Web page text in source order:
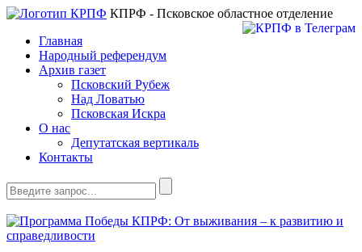
КПРФ - Псковское областное отделение
Главная
Народный референдум
Архив газет
Псковский Рубеж
Над Ловатью
Псковская Искра
О нас
Депутатская вертикаль
Контакты